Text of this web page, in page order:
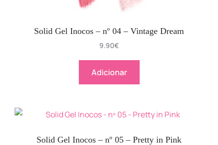
Solid Gel Inocos – nº 04 – Vintage Dream
9.90€
Adicionar
Solid Gel Inocos – nº 05 – Pretty in Pink